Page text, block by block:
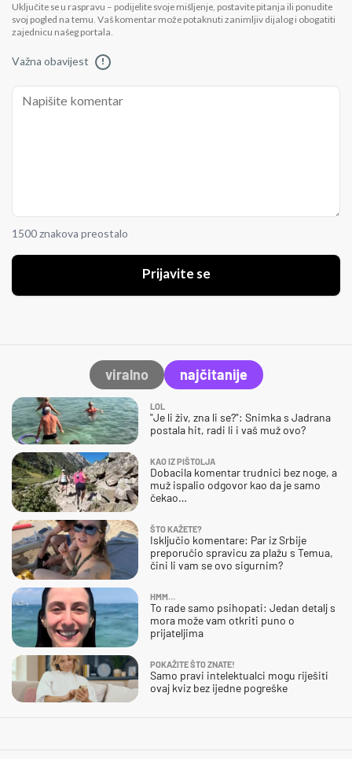
Uključite se u raspravu – podijelite svoje mišljenje, postavite pitanja ili ponudite
svoj pogled na temu. Vaš komentar može potaknuti zanimljiv dijalog i obogatiti
zajednicu našeg portala.
Važna obavijest !
1500 znakova preostalo
Prijavite se
viralno najčitanije
LOL
"Je li živ, zna li se?": Snimka s Jadrana
postala hit, radi li i vaš muž ovo?
KAO IZ PIŠTOLJA
Dobacila komentar trudnici bez noge, a
muž ispalio odgovor kao da je samo
čekao…
ŠTO KAŽETE?
Isključio komentare: Par iz Srbije
preporučio spravicu za plažu s Temua,
čini li vam se ovo sigurnim?
HMM…
To rade samo psihopati: Jedan detalj s
mora može vam otkriti puno o
prijateljima
POKAŽITE ŠTO ZNATE!
Samo pravi intelektualci mogu riješiti
ovaj kviz bez ijedne pogreške